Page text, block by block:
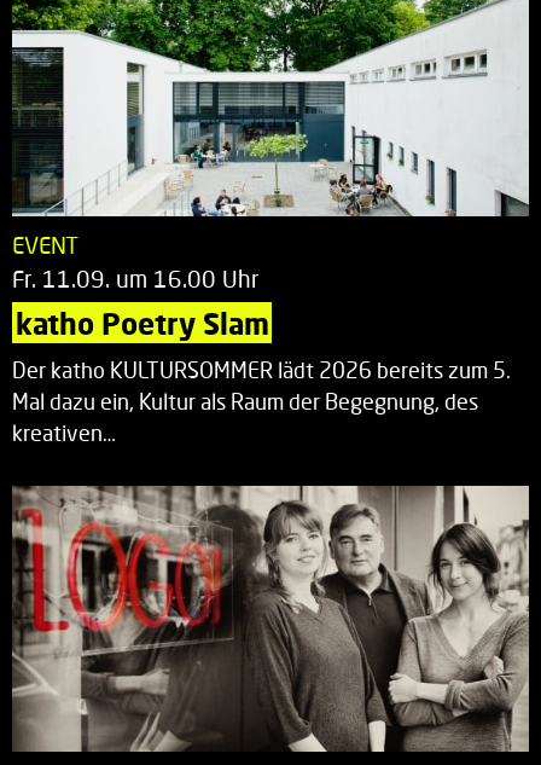
EVENT
Fr. 11.09. um 16.00 Uhr
katho Poetry Slam
Der katho KULTURSOMMER lädt 2026 bereits zum 5.
Mal dazu ein, Kultur als Raum der Begegnung, des
kreativen…